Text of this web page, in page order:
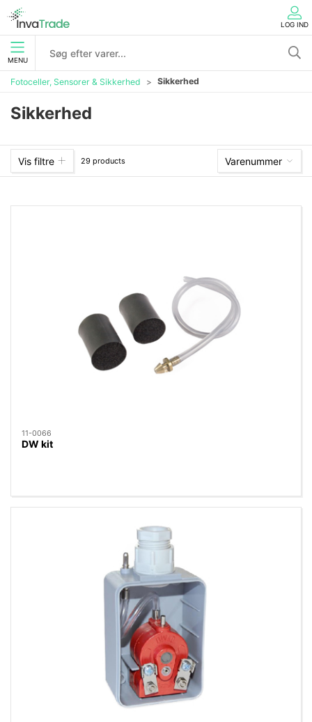
LOG IND
MENU
Fotoceller, Sensorer & Sikkerhed Sikkerhed
Sikkerhed
Vis filtre 29 products Varenummer
11-0066
DW kit